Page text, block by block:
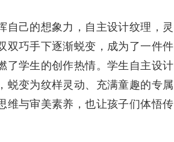
自己的想象力，自主设计纹理，灵
双巧手下逐渐蜕变，成为了一件件
了学生的创作热情。学生自主设计
蜕变为纹样灵动、充满童趣的专属
维与审美素养，也让孩子们体悟传